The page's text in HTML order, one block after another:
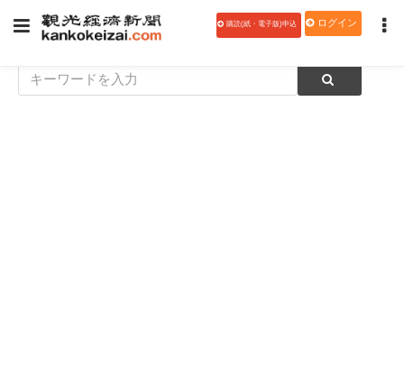
購読(紙・電子版)申込 ログイン